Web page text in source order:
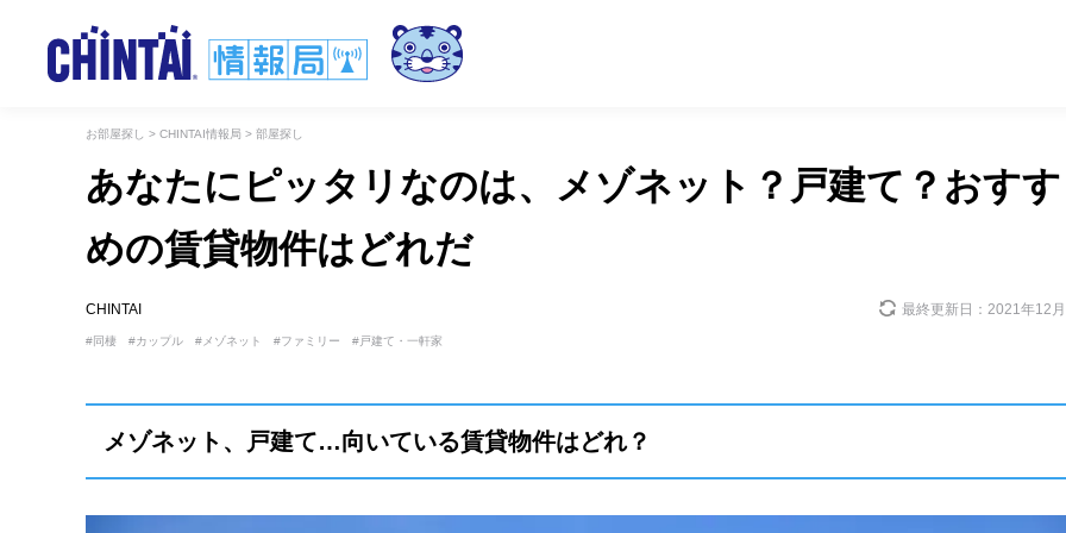
お部屋探し > CHINTAI情報局 > 部屋探し
あなたにピッタリなのは、メゾネット？戸建て？おすす
めの賃貸物件はどれだ
CHINTAI 最終更新日： 2021年12
同棲 カップル メゾネット ファミリー 戸建て・一軒家
メゾネット、戸建て…向いている賃貸物件はどれ？